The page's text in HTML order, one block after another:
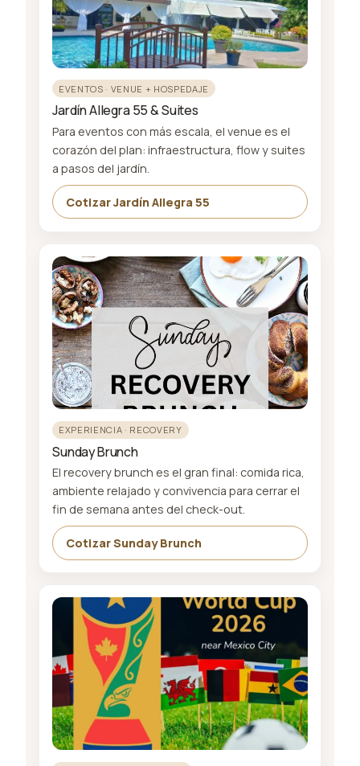
EVENTOS · VENUE + HOSPEDAJE
Jardín Allegra 55 & Suites
Para eventos con más escala, el venue es el
corazón del plan: infraestructura, flow y suites
a pasos del jardín.
Cotizar Jardín Allegra 55
EXPERIENCIA · RECOVERY
Sunday Brunch
El recovery brunch es el gran final: comida rica,
ambiente relajado y convivencia para cerrar el
fin de semana antes del check-out.
Cotizar Sunday Brunch